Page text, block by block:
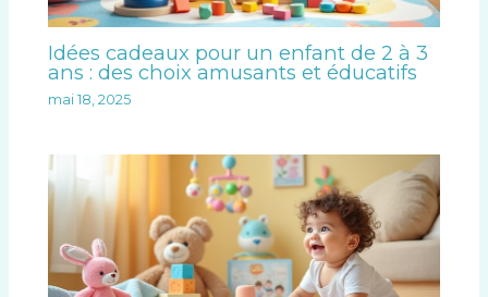
Idées cadeaux pour un enfant de 2 à 3
ans : des choix amusants et éducatifs
mai 18, 2025